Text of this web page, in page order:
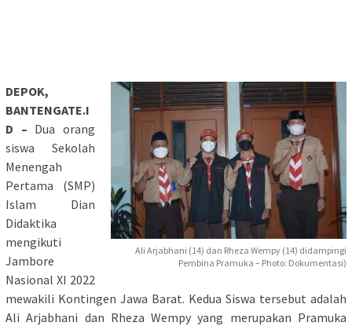
Ali Arjabhani (14) dan Rheza Wempy (14) didampingi
Pembina Pramuka – Photo: Dokumentasi)
DEPOK,
BANTENGATE.I
D – Dua orang
siswa Sekolah
Menengah
Pertama (SMP)
Islam Dian
Didaktika
mengikuti
Jambore
Nasional XI 2022
mewakili Kontingen Jawa Barat. Kedua Siswa tersebut adalah
Ali Arjabhani dan Rheza Wempy yang merupakan Pramuka